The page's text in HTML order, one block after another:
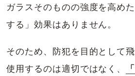
ガラスそのものの強度を高め
する」効果はありません。
そのため、防犯を目的として
使用するのは適切ではなく、